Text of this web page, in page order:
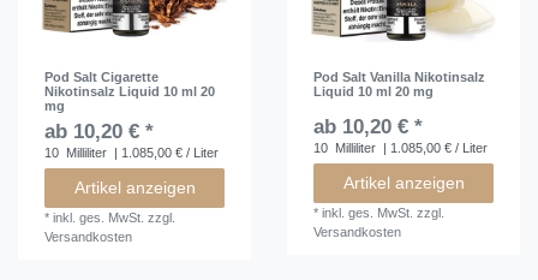
Pod Salt Cigarette
Nikotinsalz Liquid 10 ml 20
mg
ab 10,20 € *
10 Milliliter | 1.085,00 € / Liter
Artikel anzeigen
*inkl. ges. MwSt. zzgl.
Versandkosten
Pod Salt Vanilla Nikotinsalz
Liquid 10 ml 20 mg
ab 10,20 € *
10 Milliliter | 1.085,00 € / Liter
Artikel anzeigen
*inkl. ges. MwSt. zzgl.
Versandkosten